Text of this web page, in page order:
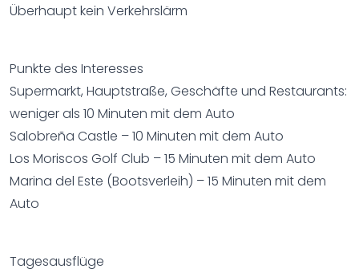
Überhaupt kein Verkehrslärm
Punkte des Interesses
Supermarkt, Hauptstraße, Geschäfte und Restaurants:
weniger als 10 Minuten mit dem Auto
Salobreña Castle – 10 Minuten mit dem Auto
Los Moriscos Golf Club – 15 Minuten mit dem Auto
Marina del Este (Bootsverleih) – 15 Minuten mit dem
Auto
Tagesausflüge